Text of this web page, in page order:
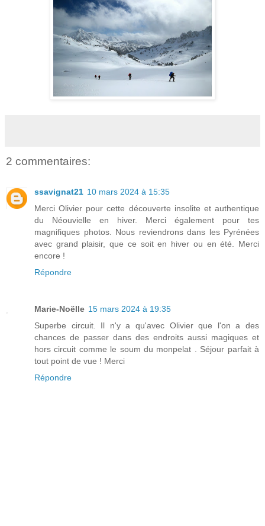
2 commentaires:
ssavignat21 10 mars 2024 à 15:35
Merci Olivier pour cette découverte insolite et authentique
du Néouvielle en hiver. Merci également pour tes
magnifiques photos. Nous reviendrons dans les Pyrénées
avec grand plaisir, que ce soit en hiver ou en été. Merci
encore !
Répondre
Marie-Noëlle 15 mars 2024 à 19:35
Superbe circuit. Il n'y a qu'avec Olivier que l'on a des
chances de passer dans des endroits aussi magiques et
hors circuit comme le soum du monpelat . Séjour parfait à
tout point de vue ! Merci
Répondre